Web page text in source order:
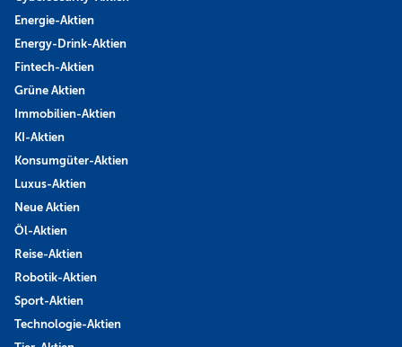
Energie-Aktien
Energy-Drink-Aktien
Fintech-Aktien
Grüne Aktien
Immobilien-Aktien
KI-Aktien
Konsumgüter-Aktien
Luxus-Aktien
Neue Aktien
Öl-Aktien
Reise-Aktien
Robotik-Aktien
Sport-Aktien
Technologie-Aktien